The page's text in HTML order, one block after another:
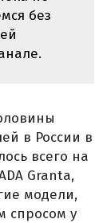
без
в России в
всего на
Granta,
модели,
спросом у